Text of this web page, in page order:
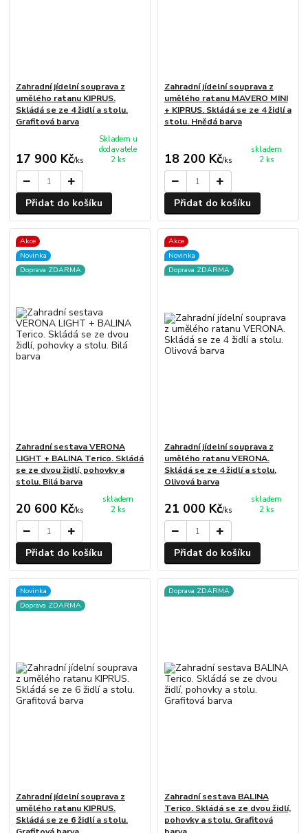
Zahradní jídelní souprava z
umělého ratanu KIPRUS.
Skládá se ze 4 židlí a stolu.
Grafitová barva
17 900 Kč/ks
Skladem u
dodavatele
2 ks
Přidat do košíku
Zahradní jídelní souprava z
umělého ratanu MAVERO MINI
+ KIPRUS. Skládá se ze 4 židlí a
stolu. Hnědá barva
18 200 Kč/ks
skladem
2 ks
Přidat do košíku
Akce
Novinka
Doprava ZDARMA
Zahradní sestava VERONA
LIGHT + BALINA Terico. Skládá
se ze dvou židlí, pohovky a
stolu. Bilá barva
20 600 Kč/ks
skladem
2 ks
Přidat do košíku
Akce
Novinka
Doprava ZDARMA
Zahradní jídelní souprava z
umělého ratanu VERONA.
Skládá se ze 4 židlí a stolu.
Olivová barva
21 000 Kč/ks
skladem
2 ks
Přidat do košíku
Novinka
Doprava ZDARMA
Zahradní jídelní souprava z
umělého ratanu KIPRUS.
Skládá se ze 6 židlí a stolu.
Doprava ZDARMA
Zahradní sestava BALINA
Terico. Skládá se ze dvou židlí,
pohovky a stolu. Grafitová